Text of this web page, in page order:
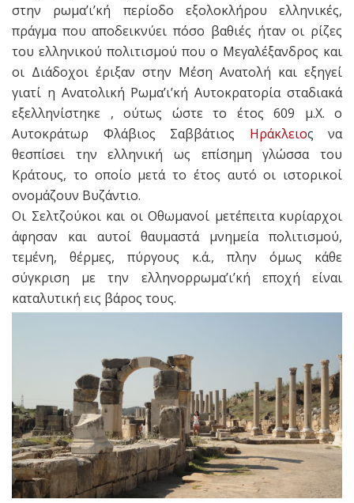
στην ρωμα’ι’κή περίοδο εξολοκλήρου ελληνικές,
πράγμα που αποδεικνύει πόσο βαθιές ήταν οι ρίζες
του ελληνικού πολιτισμού που ο Μεγαλέξανδρος και
οι Διάδοχοι έριξαν στην Μέση Ανατολή και εξηγεί
γιατί η Ανατολική Ρωμα’ι’κή Αυτοκρατορία σταδιακά
εξελληνίστηκε , ούτως ώστε το έτος 609 μ.Χ. ο
Αυτοκράτωρ Φλάβιος Σαββάτιος Ηράκλειος να
θεσπίσει την ελληνική ως επίσημη γλώσσα του
Κράτους, το οποίο μετά το έτος αυτό οι ιστορικοί
ονομάζουν Βυζάντιο.
Οι Σελτζούκοι και οι Οθωμανοί μετέπειτα κυρίαρχοι
άφησαν και αυτοί θαυμαστά μνημεία πολιτισμού,
τεμένη, θέρμες, πύργους κ.ά., πλην όμως κάθε
σύγκριση με την ελληνορρωμα’ι’κή εποχή είναι
καταλυτική εις βάρος τους.